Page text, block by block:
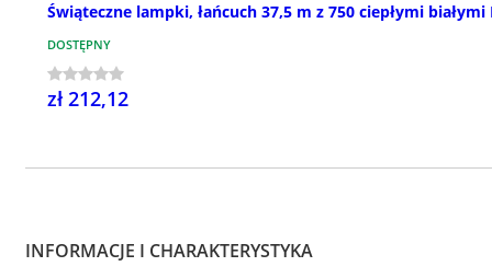
Świąteczne lampki, łańcuch 37,5 m z 750 ciepłymi białymi
DOSTĘPNY
zł 212,12
INFORMACJE I CHARAKTERYSTYKA